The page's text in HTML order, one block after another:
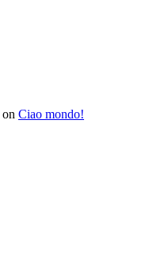
on Ciao mondo!